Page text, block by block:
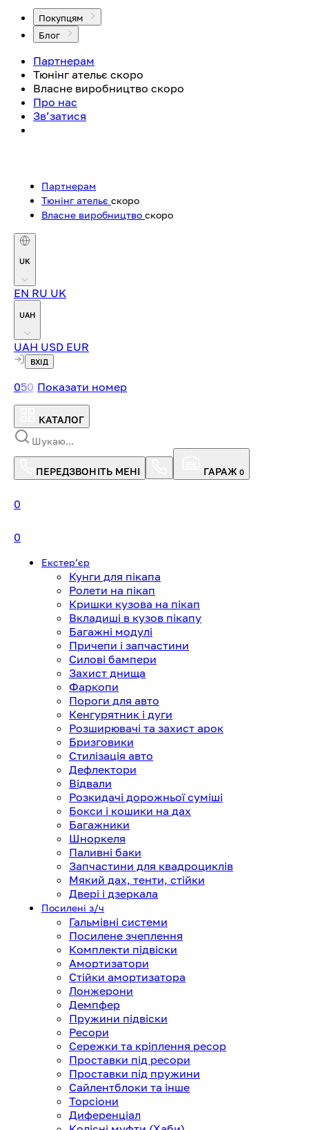
Покупцям
Блог
Партнерам
Тюнінг ательє скоро
Власне виробництво скоро
Про нас
Зв’затися
Партнерам
Тюнінг ательє скоро
Власне виробництво скоро
UK
EN RU UK
UAH
UAH USD EUR
ВХІД
050 Показати номер
КАТАЛОГ
ПЕРЕДЗВОНІТЬ МЕНІ ГАРАЖ 0
0
0
Екстерʼєр
Кунги для пікапа
Ролети на пікап
Кришки кузова на пікап
Вкладиші в кузов пікапу
Багажні модулі
Причепи і запчастини
Силові бампери
Захист днища
Фаркопи
Пороги для авто
Кенгурятник і дуги
Розширювачі та захист арок
Бризговики
Стилізація авто
Дефлектори
Відвали
Розкидачі дорожньої суміші
Бокси і кошики на дах
Багажники
Шноркеля
Паливні баки
Запчастини для квадроциклів
Мякий дах, тенти, стійки
Двері і дзеркала
Посилені з/ч
Гальмівні системи
Посилене зчеплення
Комплекти підвіски
Амортизатори
Стійки амортизатора
Лонжерони
Демпфер
Пружини підвіски
Ресори
Сережки та кріплення ресор
Проставки під ресори
Проставки під пружини
Сайлентблоки та інше
Торсіони
Диференціал